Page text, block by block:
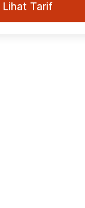
Lihat Tarif